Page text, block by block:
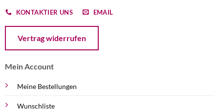
KONTAKTIER UNS EMAIL
Vertrag widerrufen
Mein Account
Meine Bestellungen
Wunschliste